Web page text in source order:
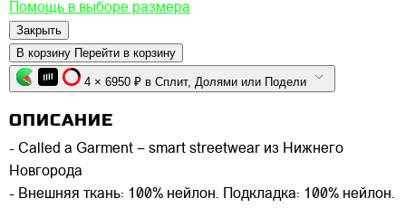
Помощь в выборе размера
Закрыть
В корзину Перейти в корзину
4 × 6950 ₽ в Сплит, Долями или Подели
ОПИСАНИЕ
- Called a Garment – smart streetwear из Нижнего
Новгорода
- Внешняя ткань: 100% нейлон. Подкладка: 100% нейлон.